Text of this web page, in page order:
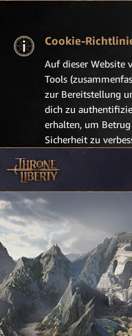
Cookie-
Auf dieser Website
Tools
zur Bereitstellung
dich zu
erhalten, um
Sicherheit zu